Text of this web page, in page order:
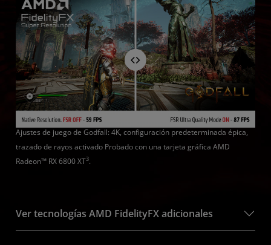
Ajustes de juego de Godfall: 4K, configuración predeterminada épica,
trazado de rayos activado Probado con una tarjeta gráfica AMD
Radeon™ RX 6800 XT3.
Ver tecnologías AMD FidelityFX adicionales